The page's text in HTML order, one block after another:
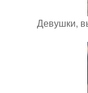
Девушки,